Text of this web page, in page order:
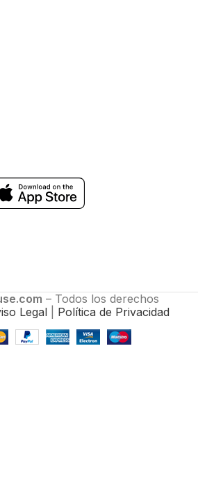
– Todos los derechos
Legal Política de Privacidad